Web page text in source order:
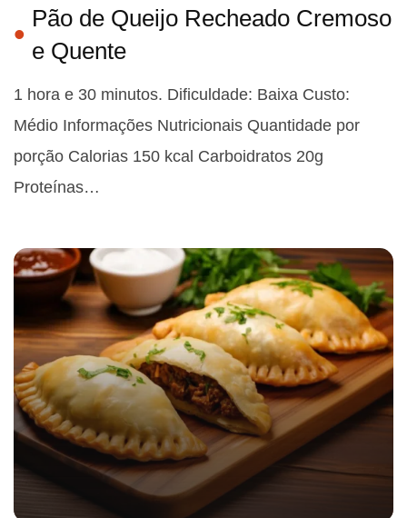
Pão de Queijo Recheado Cremoso
e Quente
1 hora e 30 minutos. Dificuldade: Baixa Custo:
Médio Informações Nutricionais Quantidade por
porção Calorias 150 kcal Carboidratos 20g
Proteínas…